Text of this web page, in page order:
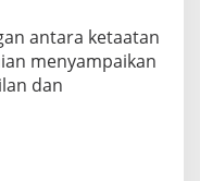
antara ketaatan
menyampaikan
dan